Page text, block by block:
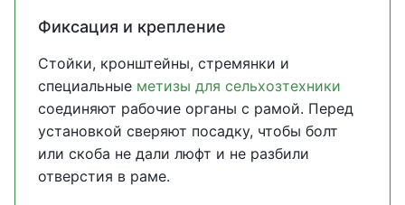
Фиксация и крепление
Стойки, кронштейны, стремянки и
специальные метизы для сельхозтехники
соединяют рабочие органы с рамой. Перед
установкой сверяют посадку, чтобы болт
или скоба не дали люфт и не разбили
отверстия в раме.